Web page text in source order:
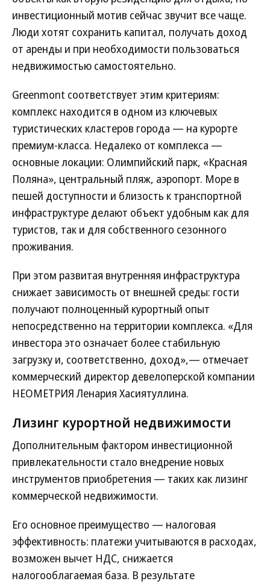
инвестиционный мотив сейчас звучит все чаще.
Люди хотят сохранить капитал, получать доход
от аренды и при необходимости пользоваться
недвижимостью самостоятельно.
Greenmont соответствует этим критериям:
комплекс находится в одном из ключевых
туристических кластеров города — на курорте
премиум-класса. Недалеко от комплекса —
основные локации: Олимпийский парк, «Красная
Поляна», центральный пляж, аэропорт. Море в
пешей доступности и близость к транспортной
инфраструктуре делают объект удобным как для
туристов, так и для собственного сезонного
проживания.
При этом развитая внутренняя инфраструктура
снижает зависимость от внешней среды: гости
получают полноценный курортный опыт
непосредственно на территории комплекса. «Для
инвестора это означает более стабильную
загрузку и, соответственно, доход»,— отмечает
коммерческий директор девелоперской компании
НЕОМЕТРИЯ Ленария Хасиятуллина.
Лизинг курортной недвижимости
Дополнительным фактором инвестиционной
привлекательности стало внедрение новых
инструментов приобретения — таких как лизинг
коммерческой недвижимости.
Его основное преимущество — налоговая
эффективность: платежи учитываются в расходах,
возможен вычет НДС, снижается
налогооблагаемая база. В результате